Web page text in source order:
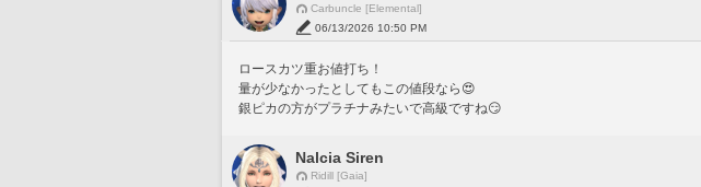
Carbuncle [Elemental]
06/13/2026 10:50 PM
ロースカツ重お値打ち！
量が少なかったとしてもこの値段なら😍
銀ピカの方がプラチナみたいで高級ですね😏
Nalcia Siren
Ridill [Gaia]